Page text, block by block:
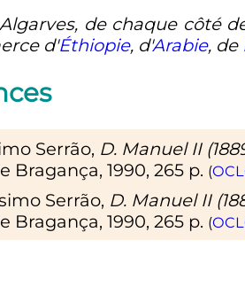
de chaque côté
d'Éthiopie, d'Arabie, de
Serrão, D. Manuel II
Bragança, 1990, 265 p. (
Serrão, D. Manuel II
Bragança, 1990, 265 p. (